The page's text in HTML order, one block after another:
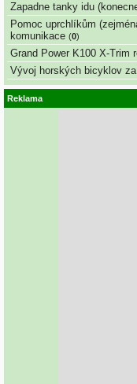
Zapadne tanky idu
Pomoc uprchlíkům
komunikace (0)
Grand Power K100 X-Trim
Vývoj horských bicyklov
Reklama